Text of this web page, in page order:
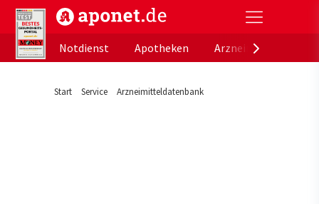
aponet.de - Das offizielle Gesundheitsportal der
Notdienst
Apotheken
Start Service Arzneimitteldatenbank